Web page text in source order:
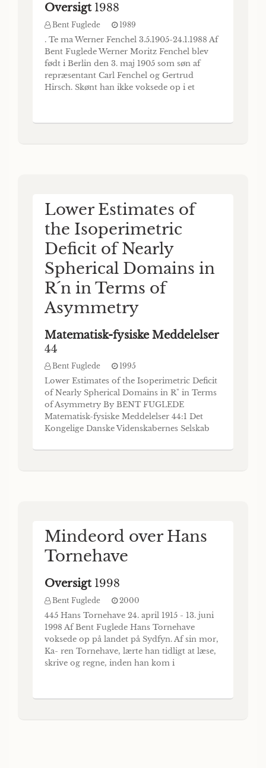
Oversigt 1988
Bent Fuglede 1989
. Te ma Werner Fenchel 3.5.1905-24.1.1988 Af
Bent Fuglede Werner Moritz Fenchel blev
født i Berlin den 3. maj 1905 som søn af
repræsentant Carl Fenchel og Gertrud
Hirsch. Skønt han ikke voksede op i et
allerede som dreng stor interesse for
Lower Estimates of
the Isoperimetric
Deficit of Nearly
Spherical Domains in
R´n in Terms of
Asymmetry
Matematisk-fysiske Meddelelser
44
Bent Fuglede 1995
Lower Estimates of the Isoperimetric Deficit
of Nearly Spherical Domains in R" in Terms
of Asymmetry By BENT FUGLEDE
Matematisk-fysiske Meddelelser 44:1 Det
Kongelige Danske Videnskabernes Selskab
Letters Commissioner: Munksgaard •
Mindeord over Hans
Tornehave
Oversigt 1998
Bent Fuglede 2000
445 Hans Tornehave 24. april 1915 - 13. juni
1998 Af Bent Fuglede Hans Tornehave
voksede op på landet på Sydfyn. Af sin mor,
Ka- ren Tornehave, lærte han tidligt at læse,
skrive og regne, inden han kom i
præliminæreksamen, 16 år gammel. Efter et